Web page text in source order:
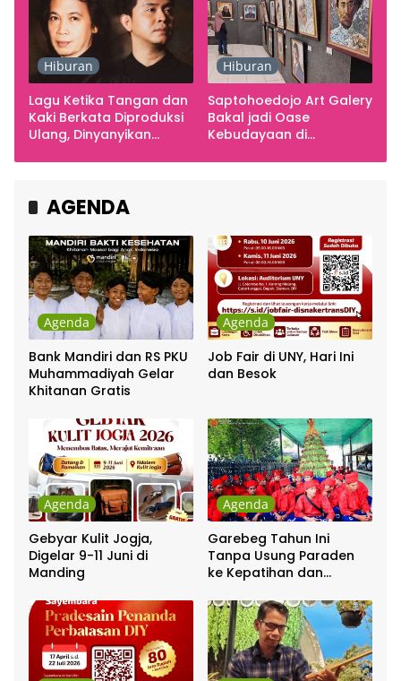
Hiburan
Lagu Ketika Tangan dan
Kaki Berkata Diproduksi
Ulang, Dinyanyikan
Chrisye
Hiburan
Saptohoedojo Art Galery
Bakal jadi Oase
Kebudayaan di
AGENDA
Agenda
Bank Mandiri dan RS PKU
Muhammadiyah Gelar
Khitanan Gratis
Agenda
Job Fair di UNY, Hari Ini
dan Besok
Agenda
Gebyar Kulit Jogja,
Digelar 9-11 Juni di
Manding
Agenda
Garebeg Tahun Ini
Tanpa Usung Paraden
ke Kepatihan dan